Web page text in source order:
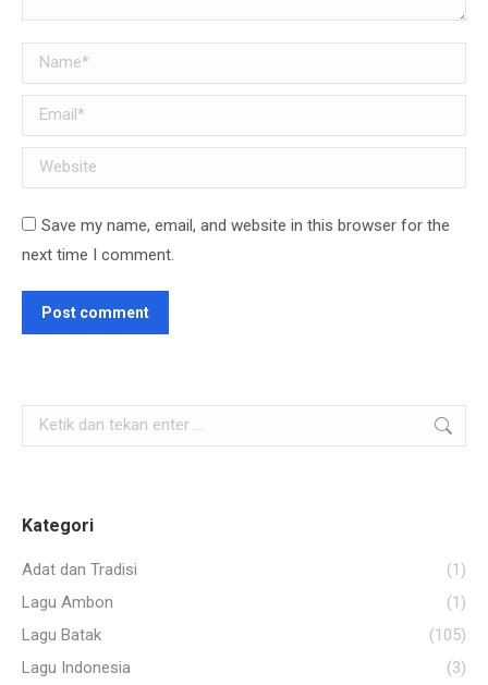
Name *
Email *
Website
Save my name, email, and website in this browser for the
next time I comment.
Post comment
Search:
Kategori
Adat dan Tradisi
(1)
Lagu Ambon
(1)
Lagu Batak
(105)
Lagu Indonesia
(3)